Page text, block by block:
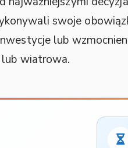
swoje
lub
lub wiatrowa.